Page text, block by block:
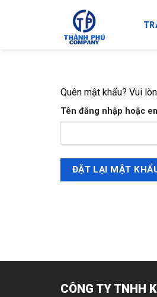
Quên mật khẩu? Vui
Tên đăng nhập hoặc
ĐẶT LẠI MẬT
CÔNG TY TNHH